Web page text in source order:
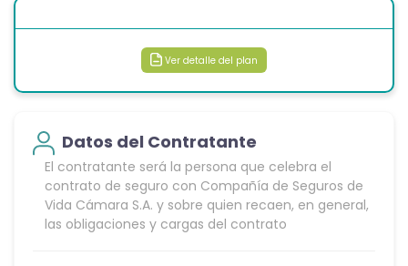
Ver detalle del plan
Datos del Contratante
El contratante será la persona que celebra el
contrato de seguro con Compañía de Seguros de
Vida Cámara S.A. y sobre quien recaen, en general,
las obligaciones y cargas del contrato